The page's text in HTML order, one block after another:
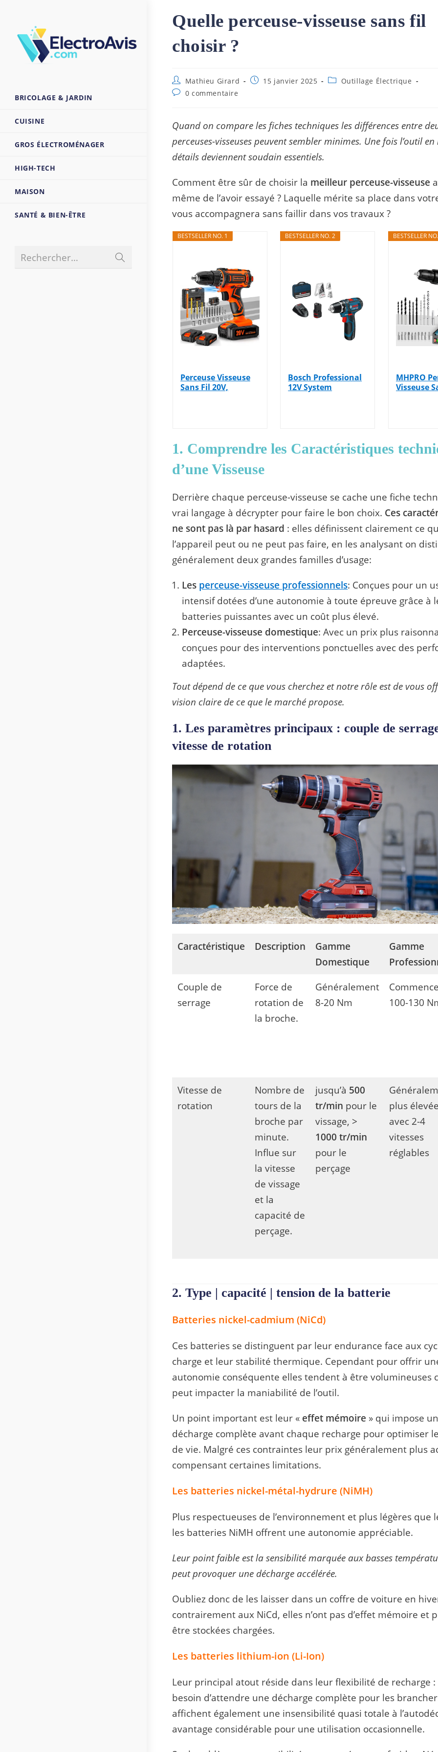
BRICOLAGE & JARDIN
CUISINE
GROS ÉLECTROMÉNAGER
HIGH-TECH
MAISON
SANTÉ & BIEN-ÊTRE
Rechercher… la
Quelle perceuse-visseuse sans fil
choisir ?
Auteur/autrice
de
la
Mathieu Girard
Publication
15 janvier 2025
PostOutillage Électrique
Commentaires
publication :
0 commentaire
Quand on compare les fiches techniques les différences entre
perceuses-visseuses peuvent sembler minimes. Une fois l’outil
détails deviennent soudain essentiels.
Comment être sûr de choisir la meilleur perceuse-visseuse
même de l’avoir essayé ? Laquelle mérite sa place dans
vous accompagnera sans faillir dans vos travaux ?
BESTSELLER NO. 1
Perceuse Visseuse
Sans Fil 20V,
BESTSELLER NO. 2
Bosch Professional
12V System
BESTSELLER
MHPRO
Visseuse
1. Comprendre les Caractéristiques
d’une Visseuse
Derrière chaque perceuse-visseuse se cache une fiche
vrai langage à décrypter pour faire le bon choix. Ces
ne sont pas là par hasard : elles définissent clairement ce
l’appareil peut ou ne peut pas faire, en les analysant on
généralement deux grandes familles d’usage:
Les perceuse-visseuse professionnels: Conçues pour un
intensif dotées d’une autonomie à toute épreuve grâce à
batteries puissantes avec un coût plus élevé.
Perceuse-visseuse domestique: Avec un prix plus
conçues pour des interventions ponctuelles avec des
adaptées.
Tout dépend de ce que vous cherchez et notre rôle est de vous
vision claire de ce que le marché propose.
1. Les paramètres principaux : couple de
vitesse de rotation
Caractéristique Description
Gamme
Domestique
Gamme
Couple de
serrage
Force de
rotation de
la broche.
Généralement
8-20 Nm
100-130
Vitesse de
rotation
Nombre de
tours de la
broche par
minute.
Influe sur
la vitesse
de vissage
et la
capacité de
perçage.
jusqu’à 500
tr/min pour le
vissage, >
1000 tr/min
pour le
perçage
plus élevée
avec 2-4
vitesses
réglables
2. Type | capacité | tension de la batterie
Batteries nickel-cadmium (NiCd)
Ces batteries se distinguent par leur endurance face aux
charge et leur stabilité thermique. Cependant pour offrir
autonomie conséquente elles tendent à être volumineuses
peut impacter la maniabilité de l’outil.
Un point important est leur « effet mémoire » qui impose
décharge complète avant chaque recharge pour optimiser
de vie. Malgré ces contraintes leur prix généralement plus
compensant certaines limitations.
Les batteries nickel-métal-hydrure (NiMH)
Plus respectueuses de l’environnement et plus légères que
les batteries NiMH offrent une autonomie appréciable.
Leur point faible est la sensibilité marquée aux basses
peut provoquer une décharge accélérée.
Oubliez donc de les laisser dans un coffre de voiture en
contrairement aux NiCd, elles n’ont pas d’effet mémoire et
être stockées chargées.
Les batteries lithium-ion (Li-Ion)
Leur principal atout réside dans leur flexibilité de recharge :
besoin d’attendre une décharge complète pour les
affichent également une insensibilité quasi totale à
avantage considérable pour une utilisation occasionnelle.